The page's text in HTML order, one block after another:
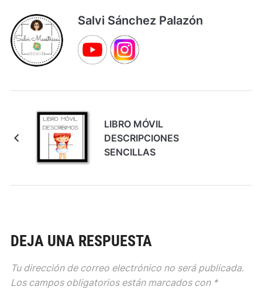
Salvi Sánchez Palazón
LIBRO MÓVIL
DESCRIPCIONES
SENCILLAS
DEJA UNA RESPUESTA
Tu dirección de correo electrónico no será publicada.
Los campos obligatorios están marcados con *